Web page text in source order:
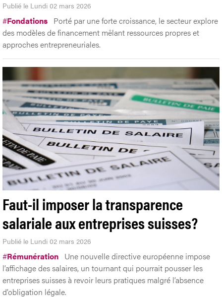
Publié le Lundi 02 mars 2026
#Fondations Porté par une forte croissance, le secteur explore
des modèles de financement mêlant ressources propres et
approches entrepreneuriales.
Faut-il imposer la transparence
salariale aux entreprises suisses?
Publié le Lundi 02 mars 2026
#Rémunération Une nouvelle directive européenne impose
l’affichage des salaires, un tournant qui pourrait pousser les
entreprises suisses à revoir leurs pratiques malgré l’absence
d’obligation légale.